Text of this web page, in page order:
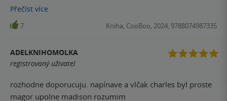
studia práv a právnické praxe mě bavilo, ačkoli Vlčák
Charles mě 99 % děje neskutečně vytáčel, že jsem kolikrát
mě sto chutí dát mu tečku mezi oči, aby se konečně
Madison jsem měla ráda nejen díky tomu, že si šla za svým
otci navzdory. Ryanovu matku jsem sice nechápala, ale ze
skušenosti svého okolí vím, že oběti domácího násilí to tak
jako ona prostě mají. Líbilo se mi i téma komunitního
Přečíst více
7 Kniha, CooBoo, 2024, 9788074987335
ADELKNIHOMOLKA
registrovaný uživatel
rozhodne doporucuju. napínave a vlčak charles byl proste
magor upolne madison rozumim